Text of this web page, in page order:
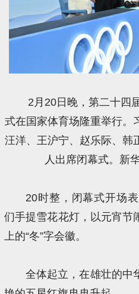
2月20日晚，第二十四
式在国家体育场隆重举行。
汪洋、王沪宁、赵乐际、韩
人出席闭幕式。新
20时整，闭幕式开场
们手提雪花花灯，以元宵节
上的“冬”字会徽。
全体起立，在雄壮的中